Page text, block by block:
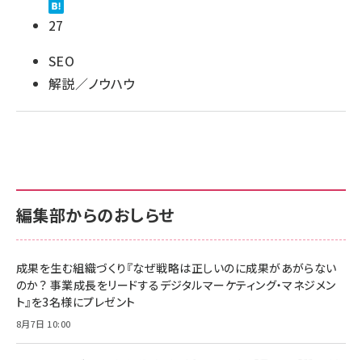
27
SEO
解説／ノウハウ
編集部からのおしらせ
成果を生む組織づくり『なぜ戦略は正しいのに成果があがらない
のか？ 事業成長をリードするデジタルマーケティング・マネジメン
ト』を3名様にプレゼント
8月7日 10:00